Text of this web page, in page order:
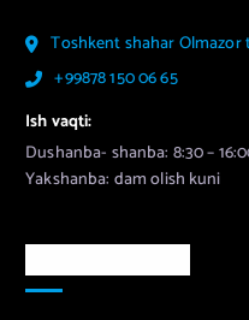
Toshkent shahar
+99878 150 06 65
Ish vaqti:
Dushanba- shanba: 8:30 –
Yakshanba: dam olish kuni